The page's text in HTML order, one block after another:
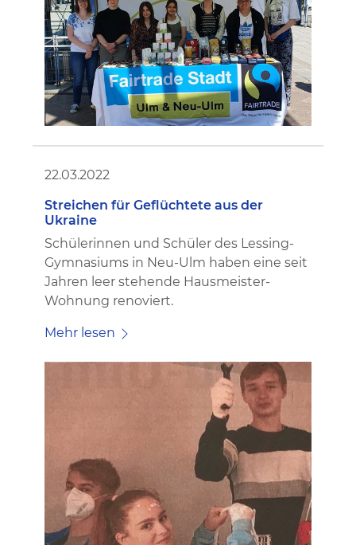
22.03.2022
Streichen für Geflüchtete aus der
Ukraine
Schülerinnen und Schüler des Lessing-
Gymnasiums in Neu-Ulm haben eine seit
Jahren leer stehende Hausmeister-
Wohnung renoviert.
Mehr lesen